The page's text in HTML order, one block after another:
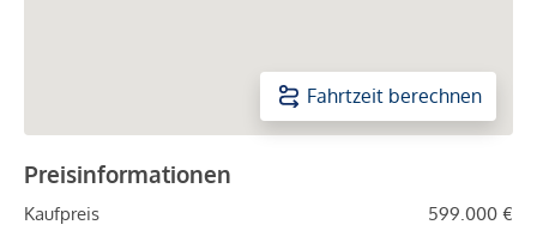
Fahrtzeit berechnen
Preisinformationen
Kaufpreis
599.000 €